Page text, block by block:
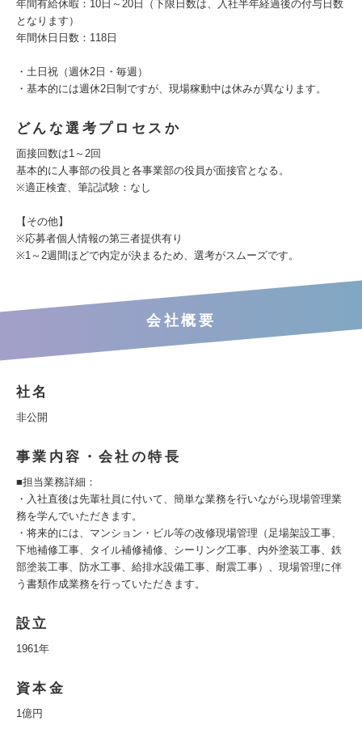
年間有給休暇：10日～20日（下限日数は、入社半年経過後の付与日数
となります）
年間休日日数：118日
・土日祝（週休2日・毎週）
・基本的には週休2日制ですが、現場稼動中は休みが異なります。
どんな選考プロセスか
面接回数は1～2回
基本的に人事部の役員と各事業部の役員が面接官となる。
※適正検査、筆記試験：なし
【その他】
※応募者個人情報の第三者提供有り
※1～2週間ほどで内定が決まるため、選考がスムーズです。
会社概要
社名
非公開
事業内容・会社の特長
■担当業務詳細：
・入社直後は先輩社員に付いて、簡単な業務を行いながら現場管理業
務を学んでいただきます。
・将来的には、マンション・ビル等の改修現場管理（足場架設工事、
下地補修工事、タイル補修補修、シーリング工事、内外塗装工事、鉄
部塗装工事、防水工事、給排水設備工事、耐震工事）、現場管理に伴
う書類作成業務を行っていただきます。
設立
1961年
資本金
1億円